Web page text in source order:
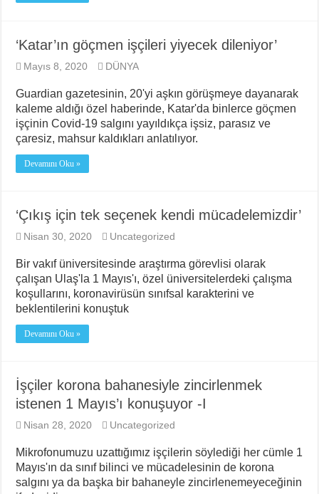
‘Katar’ın göçmen işçileri yiyecek dileniyor’
Mayıs 8, 2020 DÜNYA
Guardian gazetesinin, 20'yi aşkın görüşmeye dayanarak
kaleme aldığı özel haberinde, Katar'da binlerce göçmen
işçinin Covid-19 salgını yayıldıkça işsiz, parasız ve
çaresiz, mahsur kaldıkları anlatılıyor.
Devamını Oku »
‘Çıkış için tek seçenek kendi mücadelemizdir’
Nisan 30, 2020 Uncategorized
Bir vakıf üniversitesinde araştırma görevlisi olarak
çalışan Ulaş'la 1 Mayıs'ı, özel üniversitelerdeki çalışma
koşullarını, koronavirüsün sınıfsal karakterini ve
beklentilerini konuştuk
Devamını Oku »
İşçiler korona bahanesiyle zincirlenmek
istenen 1 Mayıs’ı konuşuyor -I
Nisan 28, 2020 Uncategorized
Mikrofonumuzu uzattığımız işçilerin söylediği her cümle 1
Mayıs'ın da sınıf bilinci ve mücadelesinin de korona
salgını ya da başka bir bahaneyle zincirlenemeyeceğinin